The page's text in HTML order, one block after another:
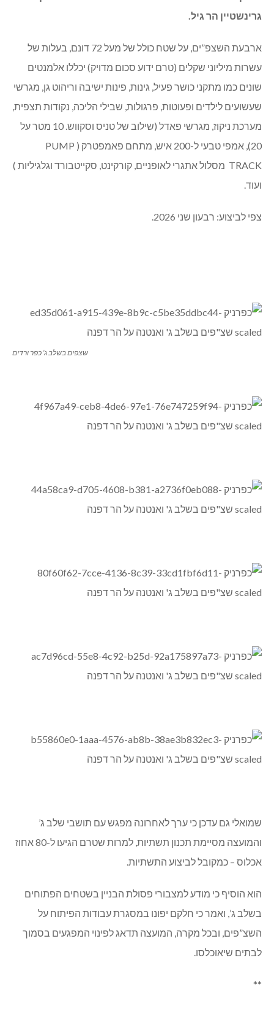
שצ”פים גדולים וייחודיים בשלב ג’. ראש המועצה הציג
גרינשטיין הר גיל.
ארבעת השצפ”ים, על שטח כולל של מעל 72 דונם, בעלות של
עשרות מיליוני שקלים (טרם ידוע סכום מדויק) יכללו אלמנטים
שונים כמו מתקני כושר פעיל, גינות, פינות ישיבה וריהוט גן, מגרשי
שעשועים לילדים ופעוטות, פרגולות, שבילי הליכה, נקודות תצפית,
מערכת ניקוז, מגרשי פאדל (שילוב של טניס וסקווש. 10 מטר על
ועוד.
שמואלי גם עדכן כי ערך לאחרונה מפגש עם תושבי שלב ג’
אכלוס – כמקובל לביצוע התשתיות.
הוא הוסיף כי מודע למצבורי פסולת הבניין בשטחים הפתוחים
בשלב ג’, ואמר כי חלקם יפונו במסגרת עבודות הפיתוח על